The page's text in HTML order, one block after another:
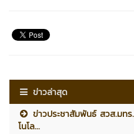
ข่าวล่าสุด
ข่าวประชาสัมพันธ์ สวส.มท
โนโล...